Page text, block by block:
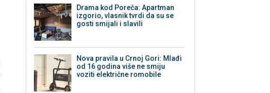
Drama kod Poreča: Apartman
izgorio, vlasnik tvrdi da su se
gosti smijali i slavili
Nova pravila u Crnoj Gori: Mlađi
od 16 godina više ne smiju
voziti električne romobile